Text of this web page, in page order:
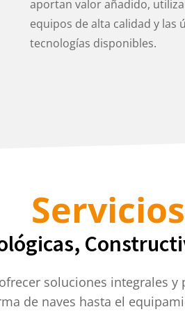
aportan valor añadido,
equipos de alta calidad y las
tecnologías disponibles.
Servicios
soluciones integrales
de naves hasta el